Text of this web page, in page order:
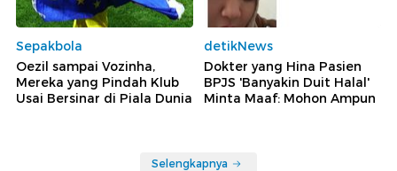
Sepakbola
Oezil sampai Vozinha,
Mereka yang Pindah Klub
Usai Bersinar di Piala Dunia
detikNews
Dokter yang Hina Pasien
BPJS 'Banyakin Duit Halal'
Minta Maaf: Mohon Ampun
Selengkapnya